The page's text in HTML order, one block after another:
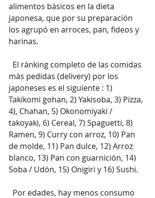
alimentos básicos en la dieta
japonesa, que por su preparación
los agrupó en arroces, pan, fideos y
harinas.
más pedidas (delivery) por los
japoneses es el siguiente : 1)
Takikomi gohan, 2) Yakisoba, 3) Pizza,
4), Chahan, 5) Okonomiyaki /
takoyaki, 6) Cereal, 7) Spaguetti, 8)
Ramen, 9) Curry con arroz, 10) Pan
de molde, 11) Pan dulce, 12) Arroz
blanco, 13) Pan con guarnición, 14)
Soba / Udón, 15) Onigiri y 16) Sushi.